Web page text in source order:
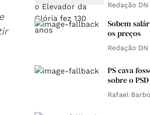
Redação DN
Sobem
os preços
Redação DN
PS cava
sobre o PSD
Rafael